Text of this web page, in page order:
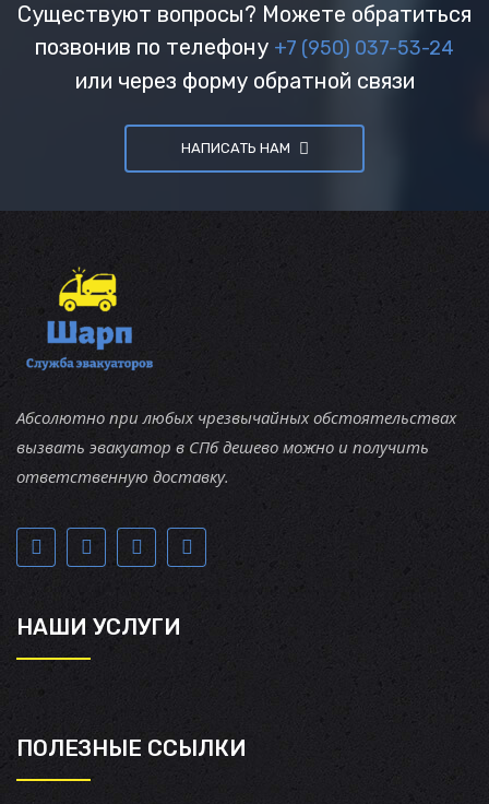
Существуют вопросы? Можете обратиться
позвонив по телефону +7 (950) 037-53-24
или через форму обратной связи
НАПИСАТЬ НАМ
Абсолютно при любых чрезвычайных обстоятельствах
вызвать эвакуатор в СПб дешево можно и получить
ответственную доставку.
НАШИ УСЛУГИ
ПОЛЕЗНЫЕ ССЫЛКИ